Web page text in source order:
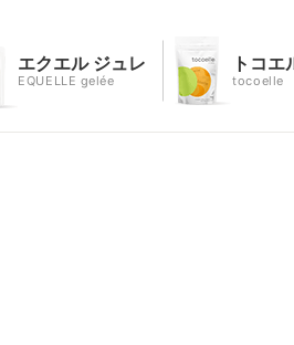
エクエル ジュレ
EQUELLE gelée
トコエ
tocoelle